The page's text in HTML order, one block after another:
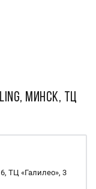
Минск, ТЦ
ТЦ «Галилео», 3